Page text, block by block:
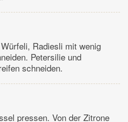
Radiesli mit wenig
Petersilie und
schneiden.
pressen. Von der Zitrone